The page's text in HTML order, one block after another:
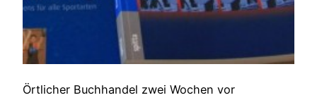
Örtlicher Buchhandel zwei Wochen vor